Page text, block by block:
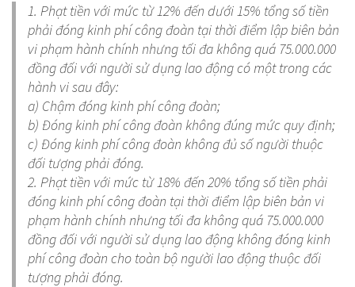
1. Phạt tiền với mức từ 12% đến dưới 15% tổng số tiền
phải đóng kinh phí công đoàn tại thời điểm lập biên bản
vi phạm hành chính nhưng tối đa không quá 75.000.000
đồng đối với người sử dụng lao động có một trong các
hành vi sau đây:
a) Chậm đóng kinh phí công đoàn;
b) Đóng kinh phí công đoàn không đúng mức quy định;
c) Đóng kinh phí công đoàn không đủ số người thuộc
đối tượng phải đóng.
2. Phạt tiền với mức từ 18% đến 20% tổng số tiền phải
đóng kinh phí công đoàn tại thời điểm lập biên bản vi
phạm hành chính nhưng tối đa không quá 75.000.000
đồng đối với người sử dụng lao động không đóng kinh
phí công đoàn cho toàn bộ người lao động thuộc đối
tượng phải đóng.